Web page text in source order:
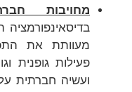
מחויבות
מעוותת את
פעילות גופנית
ועשיה חברתית